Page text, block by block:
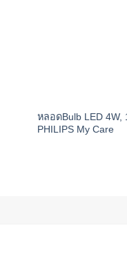
หลอดBulb LED 4W,
PHILIPS My Care